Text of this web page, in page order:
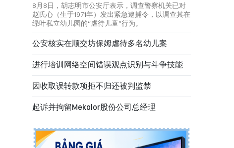
8月8日，胡志明市公安厅表示，调查警察机关已对
赵氏心（生于1971年）发出紧急逮捕令，以调查其在
绿叶私立幼儿园的“虐待儿童”行为。
公安核实在顺交坊保姆虐待多名幼儿案
进行培训网络空间错误观点识别与斗争技能
因收取误转款项拒不归还被判监禁
起诉并拘留Mekolor股份公司总经理